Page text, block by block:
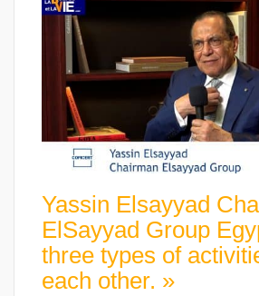
Yassin Elsayyad
ElSayyad Group
three types of
each other. »